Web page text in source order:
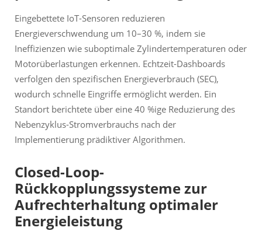
Eingebettete IoT-Sensoren reduzieren
Energieverschwendung um 10–30 %, indem sie
Ineffizienzen wie suboptimale Zylindertemperaturen oder
Motorüberlastungen erkennen. Echtzeit-Dashboards
verfolgen den spezifischen Energieverbrauch (SEC),
wodurch schnelle Eingriffe ermöglicht werden. Ein
Standort berichtete über eine 40 %ige Reduzierung des
Nebenzyklus-Stromverbrauchs nach der
Implementierung prädiktiver Algorithmen.
Closed-Loop-
Rückkopplungssysteme zur
Aufrechterhaltung optimaler
Energieleistung